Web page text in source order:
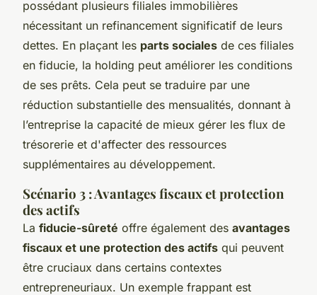
possédant plusieurs filiales immobilières
nécessitant un refinancement significatif de leurs
dettes. En plaçant les parts sociales de ces filiales
en fiducie, la holding peut améliorer les conditions
de ses prêts. Cela peut se traduire par une
réduction substantielle des mensualités, donnant à
l’entreprise la capacité de mieux gérer les flux de
trésorerie et d'affecter des ressources
supplémentaires au développement.
Scénario 3 : Avantages fiscaux et protection
des actifs
La fiducie-sûreté offre également des avantages
fiscaux et une protection des actifs qui peuvent
être cruciaux dans certains contextes
entrepreneuriaux. Un exemple frappant est